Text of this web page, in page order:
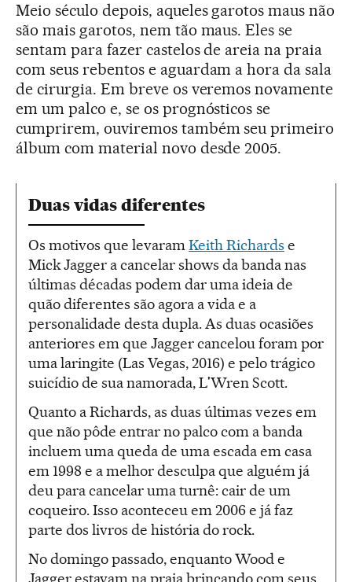
Meio século depois, aqueles garotos maus não
são mais garotos, nem tão maus. Eles se
sentam para fazer castelos de areia na praia
com seus rebentos e aguardam a hora da sala
de cirurgia. Em breve os veremos novamente
em um palco e, se os prognósticos se
cumprirem, ouviremos também seu primeiro
álbum com material novo desde 2005.
Duas vidas diferentes
Os motivos que levaramKeith Richards e
Mick Jagger a cancelar shows da banda nas
últimas décadas podem dar uma ideia de
quão diferentes são agora a vida e a
personalidade desta dupla. As duas ocasiões
anteriores em que Jagger cancelou foram por
uma laringite (Las Vegas, 2016) e pelo trágico
suicídio de sua namorada, L'Wren Scott.
Quanto a Richards, as duas últimas vezes em
que não pôde entrar no palco com a banda
incluem uma queda de uma escada em casa
em 1998 e a melhor desculpa que alguém já
deu para cancelar uma turnê: cair de um
coqueiro. Isso aconteceu em 2006 e já faz
parte dos livros de história do rock.
No domingo passado, enquanto Wood e